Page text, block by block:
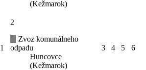
(Kežmarok)
1
2
Zvoz komunálneho
odpadu
Huncovce
(Kežmarok)
3 4 5 6